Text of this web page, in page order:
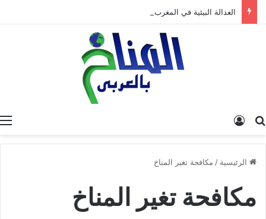
البحث عن
الرئيسية / مكافحة تغير المناخ
مكافحة تغير المناخ